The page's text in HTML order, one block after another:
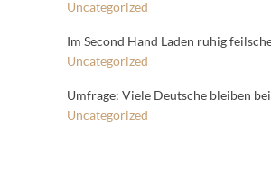
Uncategorized
Im Second Hand Laden ruhig
Uncategorized
Umfrage: Viele Deutsche bleiben
Uncategorized